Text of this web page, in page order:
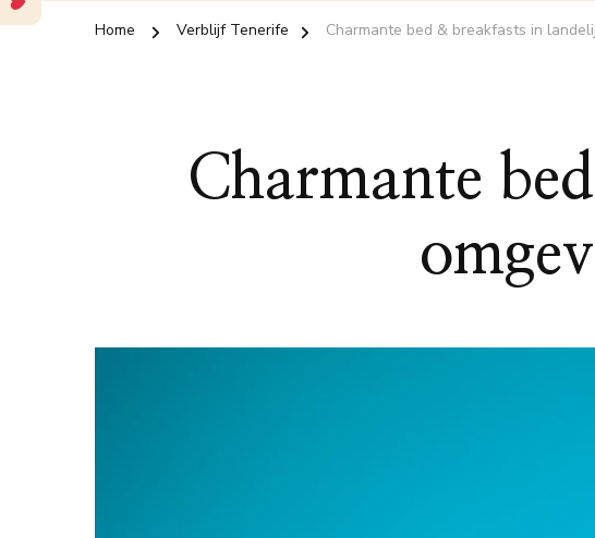
Home Verblijf Tenerife Charmante bed & breakfasts in
Charmante